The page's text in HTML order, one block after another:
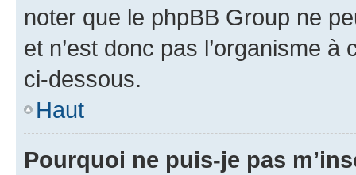
noter que le phpBB Group ne
et n’est donc pas l’organisme
ci-dessous.
Haut
Pourquoi ne puis-je pas